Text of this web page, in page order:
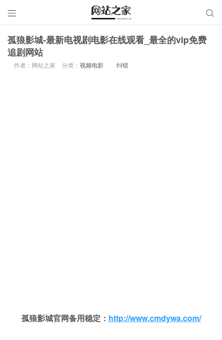
 
孤狼影城-最新电视剧电影在线观看_最全的vip免费
追剧网站
作者：网站之家 分类： 视频电影 纠错
孤狼影城官网备用稳定： http://www.cmdywa.com/